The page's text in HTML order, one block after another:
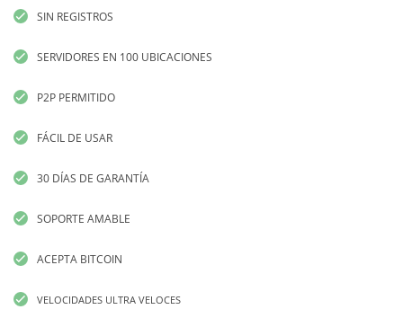
SIN REGISTROS
SERVIDORES EN 100 UBICACIONES
P2P PERMITIDO
FÁCIL DE USAR
30 DÍAS DE GARANTÍA
SOPORTE AMABLE
ACEPTA BITCOIN
VELOCIDADES ULTRA VELOCES